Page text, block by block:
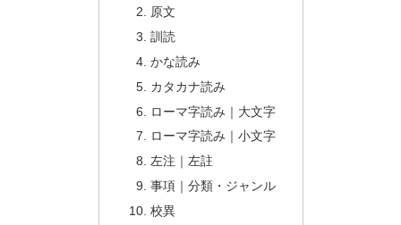
原文
訓読
かな読み
カタカナ読み
ローマ字読み｜大文字
ローマ字読み｜小文字
左注｜左註
事項｜分類・ジャンル
校異